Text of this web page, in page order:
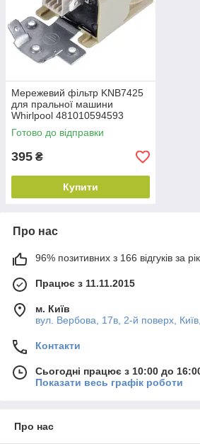
Мережевий фільтр KNB7425
для пральної машини
Whirlpool 481010594593
Готово до відправки
395 ₴
Купити
Про нас
96% позитивних з 166 відгуків за рік
Працює з 11.11.2015
м. Київ
вул. Вербова, 17в, 2-й поверх,
Контакти
Сьогодні працює з 10:00 до
Показати весь графік роботи
Про нас